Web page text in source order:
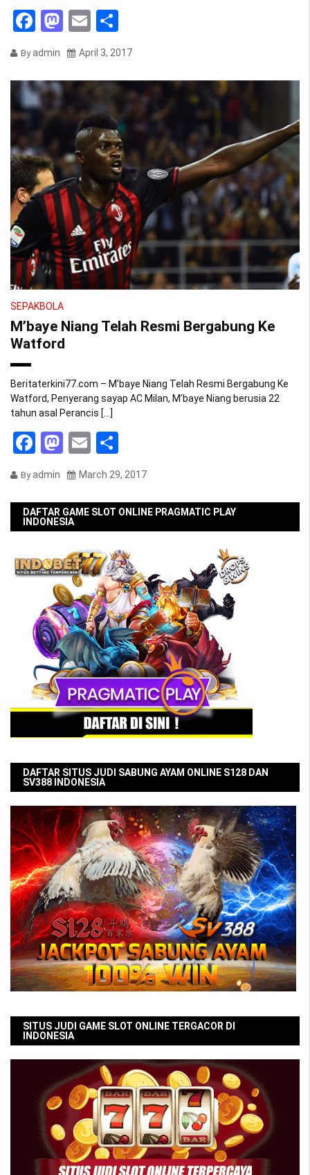
Facebook
Mastodon
Email
Byadmin April 3, 2017
SEPAKBOLA
M’baye Niang Telah Resmi Bergabung Ke
Watford
Beritaterkini77.com – M’baye Niang Telah Resmi Bergabung Ke
Watford, Penyerang sayap AC Milan, M’baye Niang berusia 22
tahun asal Perancis […]
Facebook
Mastodon
Email
Byadmin March 29, 2017
DAFTAR GAME SLOT ONLINE PRAGMATIC PLAY
INDONESIA
DAFTAR SITUS JUDI SABUNG AYAM ONLINE S128 DAN
SV388 INDONESIA
SITUS JUDI GAME SLOT ONLINE TERGACOR DI
INDONESIA